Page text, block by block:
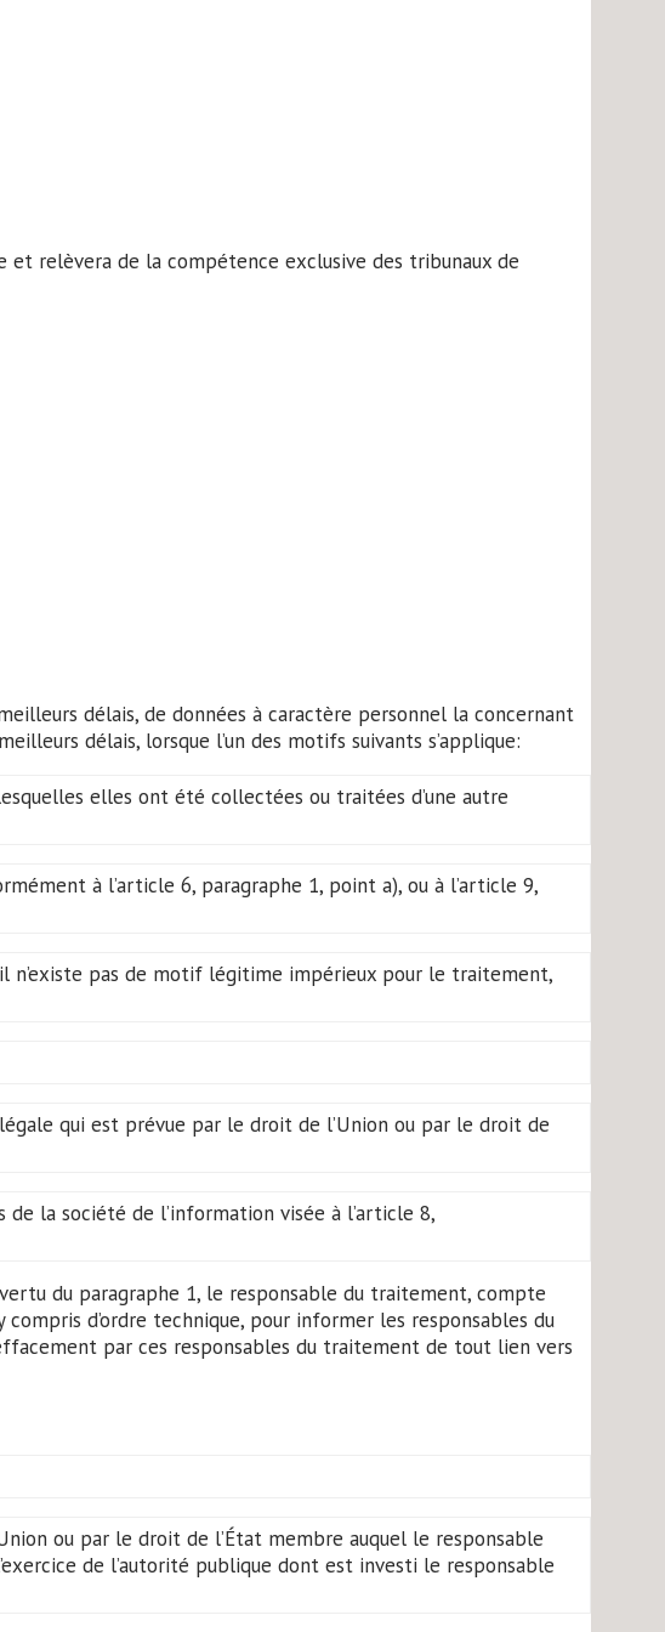
relèvera de la compétence exclusive des tribunaux de
délais, de données à caractère personnel la concernant
délais, lorsque l’un des motifs suivants s’applique:
elles ont été collectées ou traitées d’une autre
à l’article 6, paragraphe 1, point a), ou à l’article 9,
n’existe pas de motif légitime impérieux pour le traitement,
qui est prévue par le droit de l’Union ou par le droit de
la société de l’information visée à l’article 8,
du paragraphe 1, le responsable du traitement, compte
d’ordre technique, pour informer les responsables du
par ces responsables du traitement de tout lien vers
ou par le droit de l’État membre auquel le responsable
de l’autorité publique dont est investi le responsable